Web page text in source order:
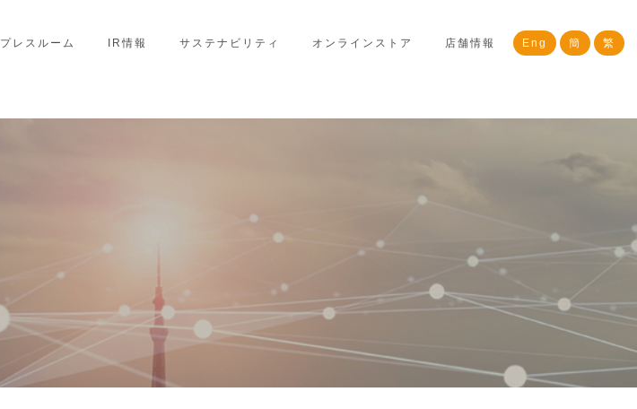
プレスルーム IR情報 サステナビリティ オンラインストア 店舗情報 Eng 簡 繁